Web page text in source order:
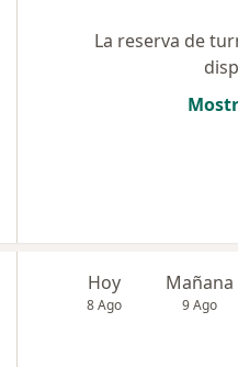
La reserva de
Hoy
8 Ago
Mañana
9 Ago